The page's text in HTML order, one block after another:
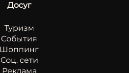
Досуг
Туризм
События
Шоппинг
Соц. сети
Реклама